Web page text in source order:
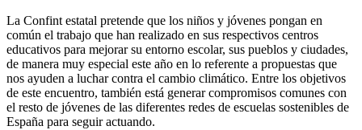
La Confint estatal pretende que los niños y jóvenes pongan en
común el trabajo que han realizado en sus respectivos centros
educativos para mejorar su entorno escolar, sus pueblos y ciudades,
de manera muy especial este año en lo referente a propuestas que
nos ayuden a luchar contra el cambio climático. Entre los objetivos
de este encuentro, también está generar compromisos comunes con
el resto de jóvenes de las diferentes redes de escuelas sostenibles de
España para seguir actuando.